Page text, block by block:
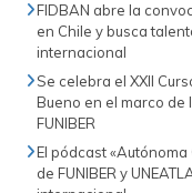
FIDBAN abre la
en Chile y busca
internacional
Se celebra el XXII
Bueno en el marco de
FUNIBER
El pódcast «Autónoma
de FUNIBER y